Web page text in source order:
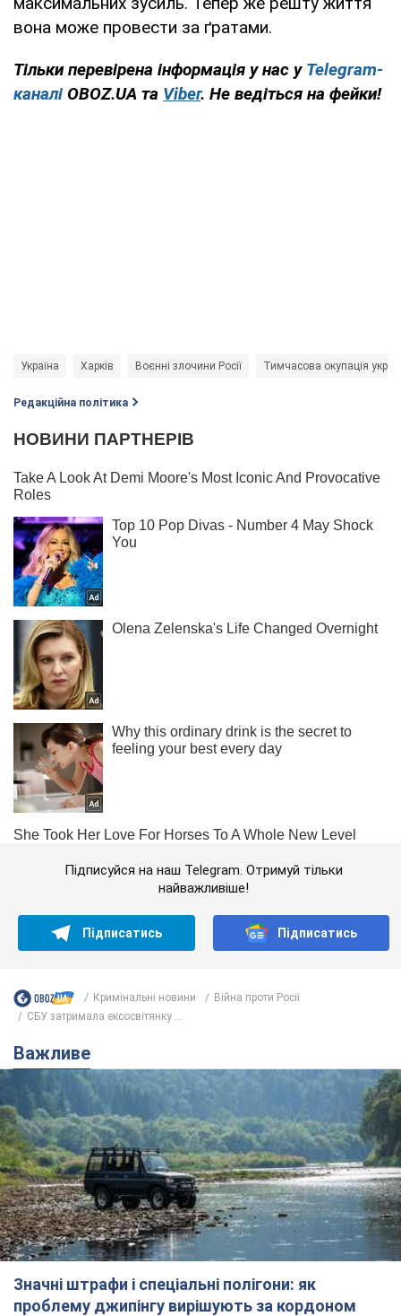
вона може провести за ґратами.
Тільки перевірена інформація у нас у Telegram-
каналі OBOZ.UA та Viber. Не ведіться на фейки!
Україна Харків Воєнні злочини Росії Тимчасова окупація
Редакційна політика
Підписуйся на наш Telegram. Отримуй тільки
найважливіше!
Підписатись Підписатись
Кримінальні новини
Війна проти Росії
СБУ затримала ексосвітянку ...
Важливе
Значні штрафи і спеціальні полігони: як
проблему джипінгу вирішують за кордоном